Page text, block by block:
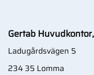
Gertab
Ladugårdsvägen 5
234 35 Lomma